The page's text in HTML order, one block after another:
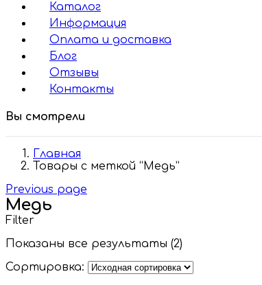
Каталог
Информация
Оплата и доставка
Блог
Отзывы
Контакты
Вы смотрели
Главная
Товары с меткой “Медь”
Previous page
Медь
Filter
Показаны все результаты (2)
Сортировка: